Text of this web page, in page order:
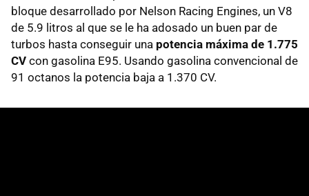
bloque desarrollado por Nelson Racing Engines, un V8
de 5.9 litros al que se le ha adosado un buen par de
turbos hasta conseguir una potencia máxima de 1.775
CV con gasolina E95. Usando gasolina convencional de
91 octanos la potencia baja a 1.370 CV.